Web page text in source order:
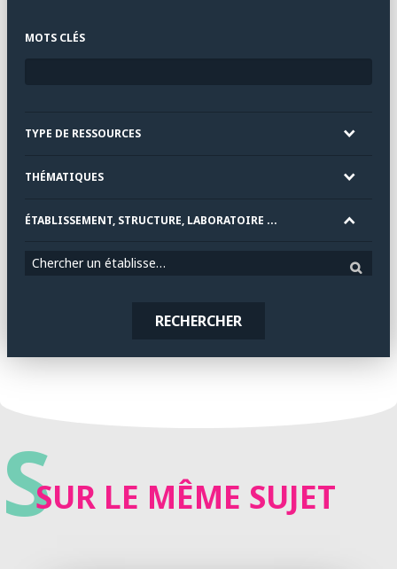
MOTS CLÉS
TYPE DE RESSOURCES
THÉMATIQUES
ÉTABLISSEMENT, STRUCTURE, LABORATOIRE ...
Chercher un établissement
RECHERCHER
SSUR LE MÊME SUJET